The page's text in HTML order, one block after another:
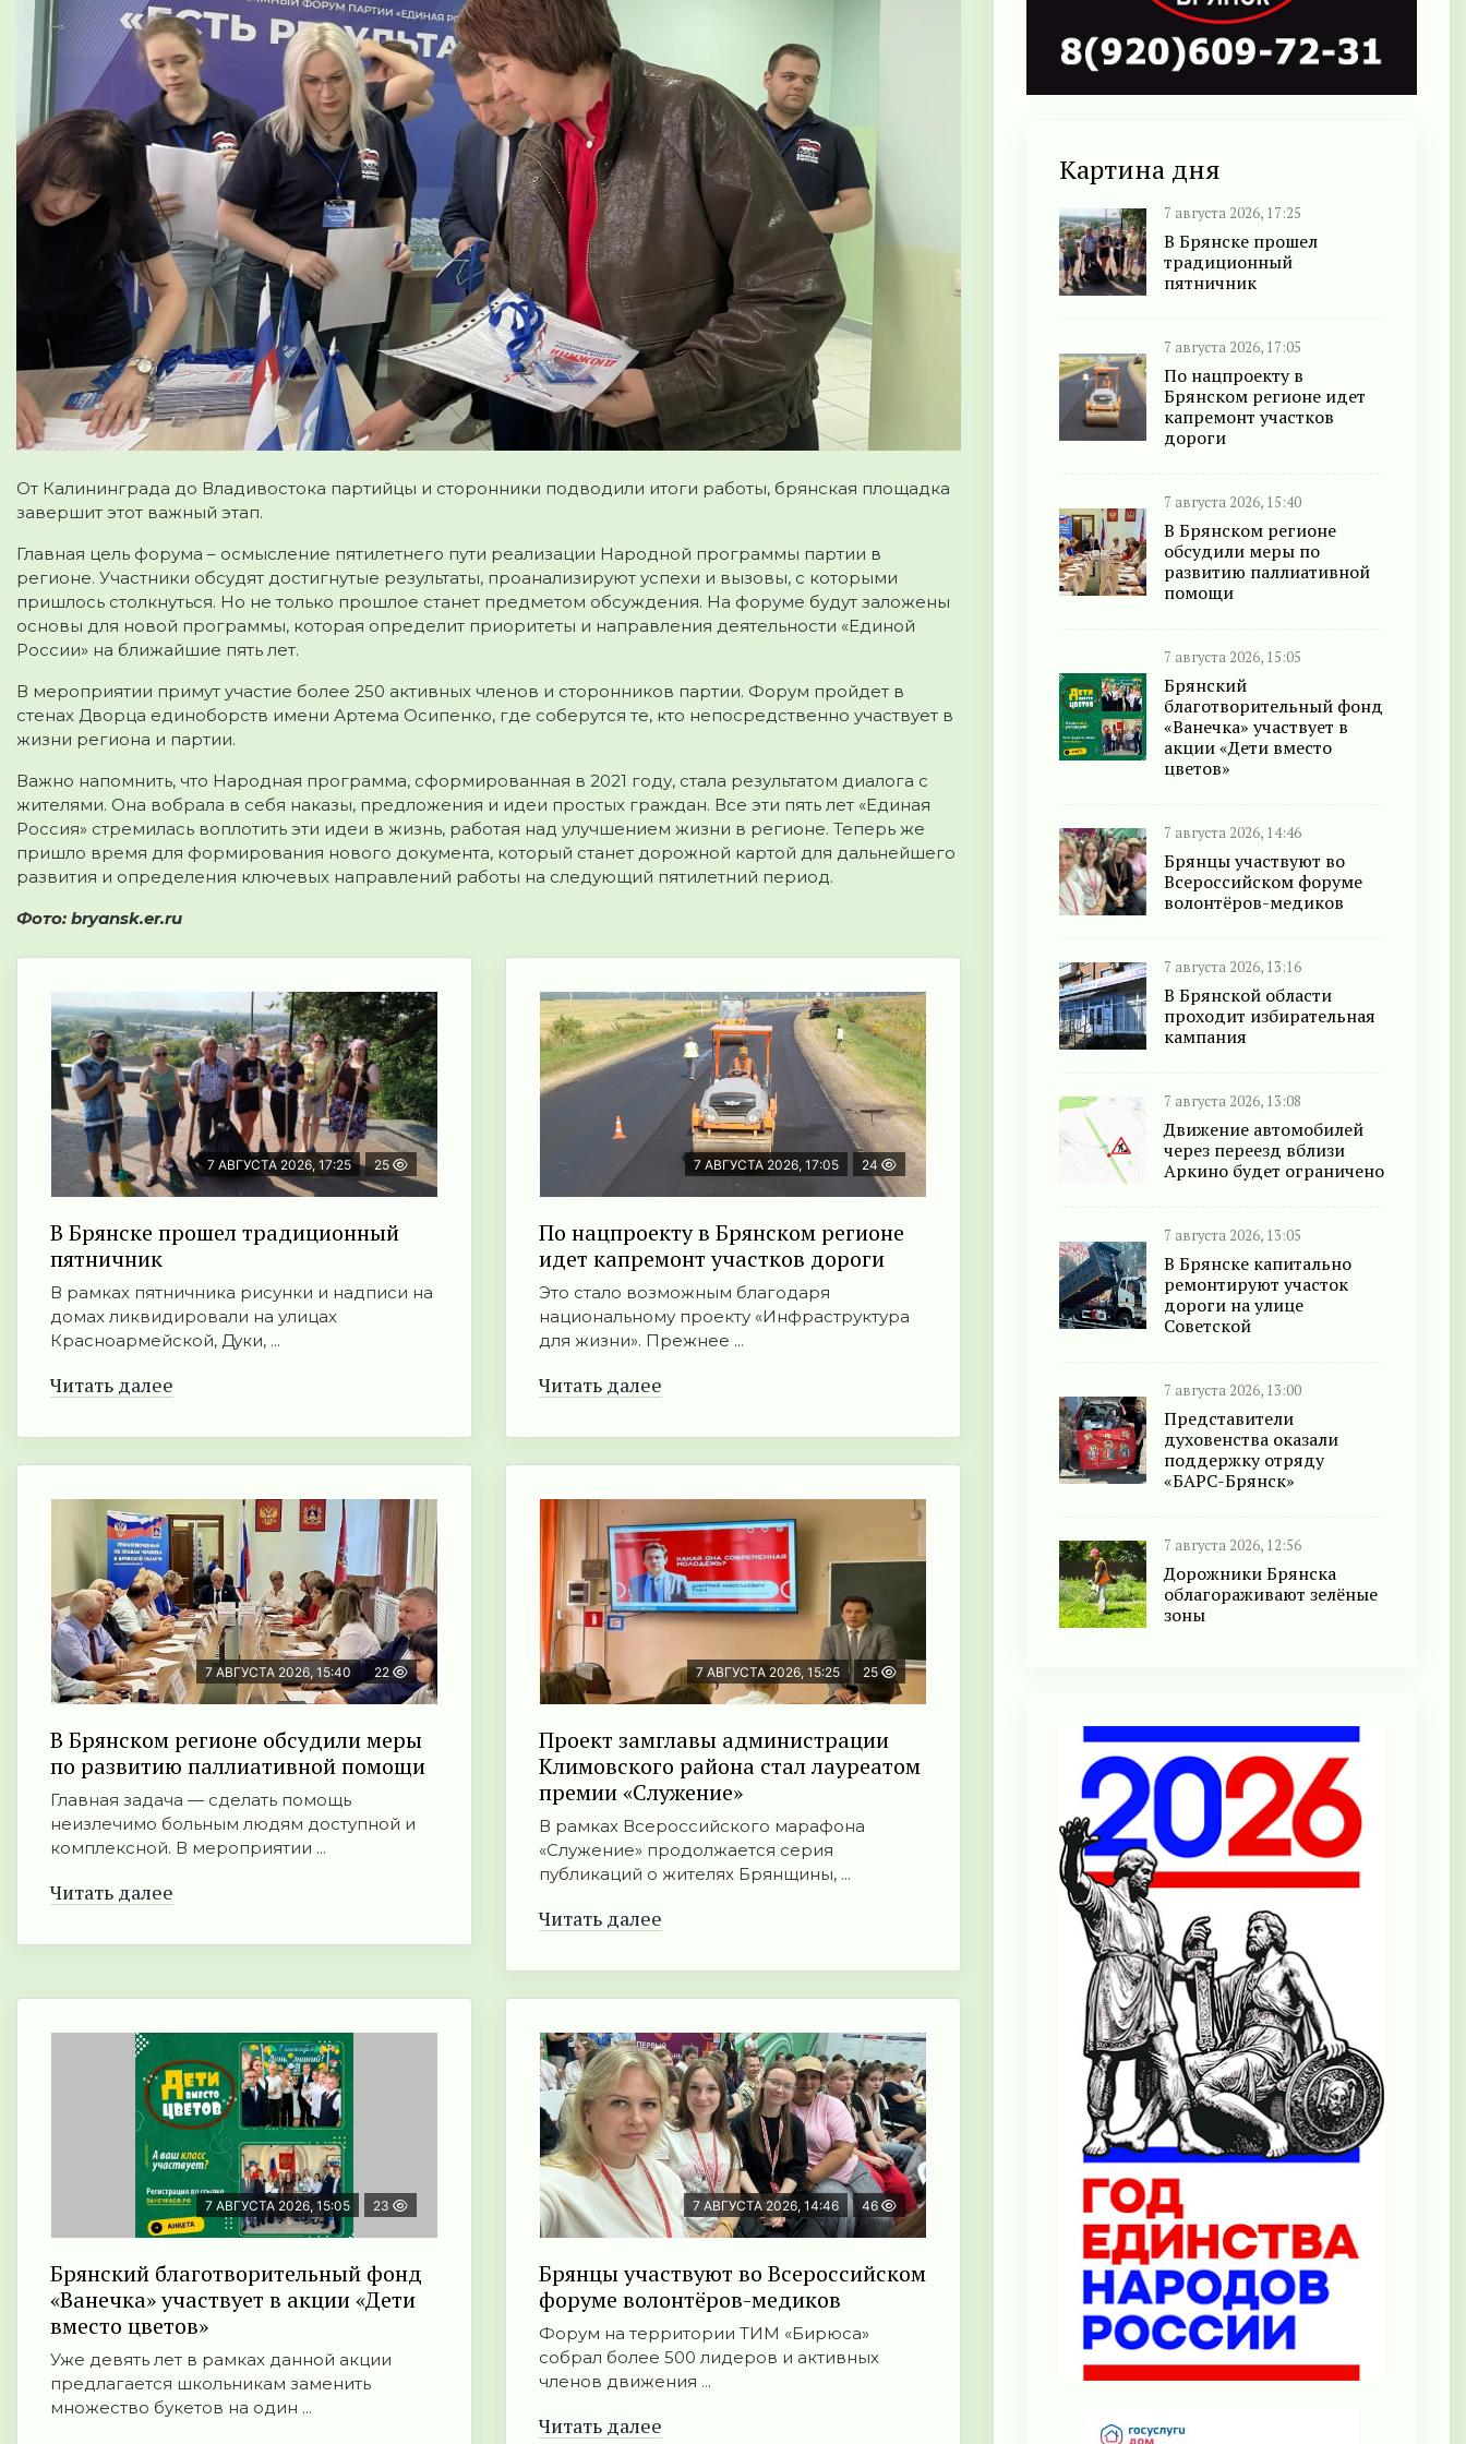
От Калининграда до Владивостока партийцы и сторонники подводили итоги работы, брянская площадка
завершит этот важный этап.
Главная цель форума – осмысление пятилетнего пути реализации Народной программы партии в
регионе. Участники обсудят достигнутые результаты, проанализируют успехи и вызовы, с которыми
пришлось столкнуться. Но не только прошлое станет предметом обсуждения. На форуме будут заложены
основы для новой программы, которая определит приоритеты и направления деятельности «Единой
России» на ближайшие пять лет.
В мероприятии примут участие более 250 активных членов и сторонников партии. Форум пройдет в
стенах Дворца единоборств имени Артема Осипенко, где соберутся те, кто непосредственно участвует в
жизни региона и партии.
Важно напомнить, что Народная программа, сформированная в 2021 году, стала результатом диалога с
жителями. Она вобрала в себя наказы, предложения и идеи простых граждан. Все эти пять лет «Единая
Россия» стремилась воплотить эти идеи в жизнь, работая над улучшением жизни в регионе. Теперь же
пришло время для формирования нового документа, который станет дорожной картой для дальнейшего
развития и определения ключевых направлений работы на следующий пятилетний период.
Фото: bryansk.er.ru
7 АВГУСТА 2026, 17:25 25
В Брянске прошел традиционный
пятничник
В рамках пятничника рисунки и надписи на
домах ликвидировали на улицах
Красноармейской, Дуки, ...
Читать далее
7 АВГУСТА 2026, 17:05 24
По нацпроекту в Брянском регионе
идет капремонт участков дороги
Это стало возможным благодаря
национальному проекту «Инфраструктура
для жизни». Прежнее ...
Читать далее
7 АВГУСТА 2026, 15:40 22
В Брянском регионе обсудили меры
по развитию паллиативной помощи
Главная задача — сделать помощь
неизлечимо больным людям доступной и
комплексной. В мероприятии ...
Читать далее
7 АВГУСТА 2026, 15:25 25
Проект замглавы администрации
Климовского района стал лауреатом
премии «Служение»
В рамках Всероссийского марафона
«Служение» продолжается серия
публикаций о жителях Брянщины, ...
Читать далее
7 АВГУСТА 2026, 15:05 23
Брянский благотворительный фонд
«Ванечка» участвует в акции «Дети
вместо цветов»
Уже девять лет в рамках данной акции
предлагается школьникам заменить
множество букетов на один ...
7 АВГУСТА 2026, 14:46 46
Брянцы участвуют во Всероссийском
форуме волонтёров-медиков
Форум на территории ТИМ «Бирюса»
собрал более 500 лидеров и активных
членов движения ...
Читать далее
Картина дня
7 августа 2026, 17:25
В Брянске прошел
традиционный
пятничник
7 августа 2026, 17:05
По нацпроекту в
Брянском регионе идет
капремонт участков
дороги
7 августа 2026, 15:40
В Брянском регионе
обсудили меры по
развитию паллиативной
помощи
7 августа 2026, 15:05
Брянский
благотворительный фонд
«Ванечка» участвует в
акции «Дети вместо
цветов»
7 августа 2026, 14:46
Брянцы участвуют во
Всероссийском форуме
волонтёров-медиков
7 августа 2026, 13:16
В Брянской области
проходит избирательная
кампания
7 августа 2026, 13:08
Движение автомобилей
через переезд вблизи
Аркино будет ограничено
7 августа 2026, 13:05
В Брянске капитально
ремонтируют участок
дороги на улице
Советской
7 августа 2026, 13:00
Представители
духовенства оказали
поддержку отряду
«БАРС-Брянск»
7 августа 2026, 12:56
Дорожники Брянска
облагораживают зелёные
зоны